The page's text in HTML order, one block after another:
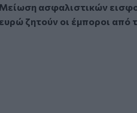
ασφαλιστικών
ζητούν οι έμποροι από